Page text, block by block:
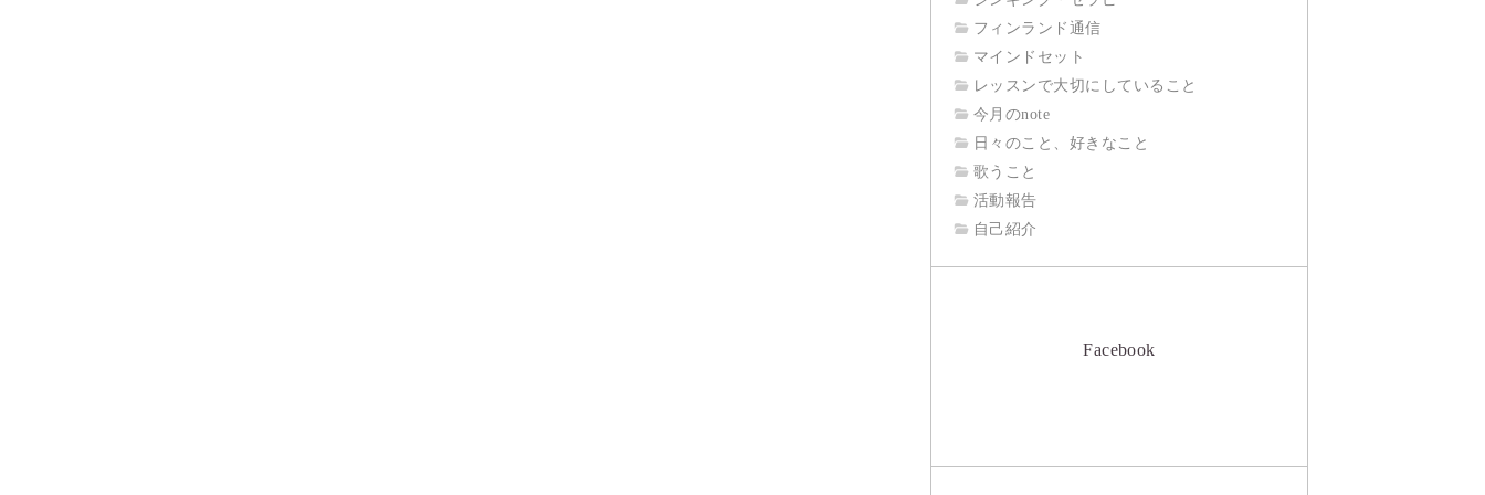
フィンランド通信
マインドセット
レッスンで大切にしていること
今月のnote
日々のこと、好きなこと
歌うこと
活動報告
自己紹介
Facebook